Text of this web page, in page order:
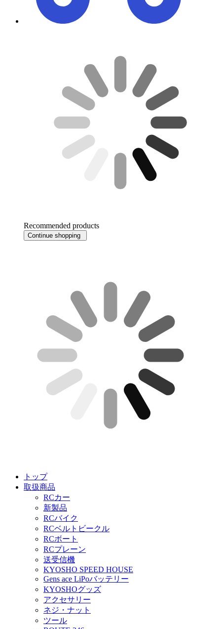
Recommended products
Continue shopping
トップ
取扱商品
RCカー
新製品
RCバイク
RCベルトビークル
RCボート
RCプレーン
送受信機
KYOSHO SPEED HOUSE
Gens ace LiPoバッテリー
KYOSHOグッズ
アクセサリー
ネジ・ナット
ツール